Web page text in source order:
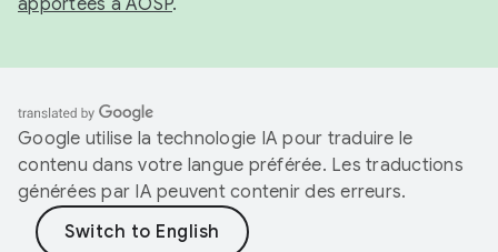
apportées à AOSP.
Google utilise la technologie IA pour traduire le
contenu dans votre langue préférée. Les traductions
générées par IA peuvent contenir des erreurs.